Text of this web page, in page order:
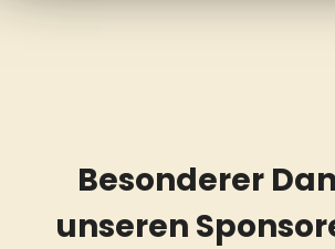
Besonderer
unseren